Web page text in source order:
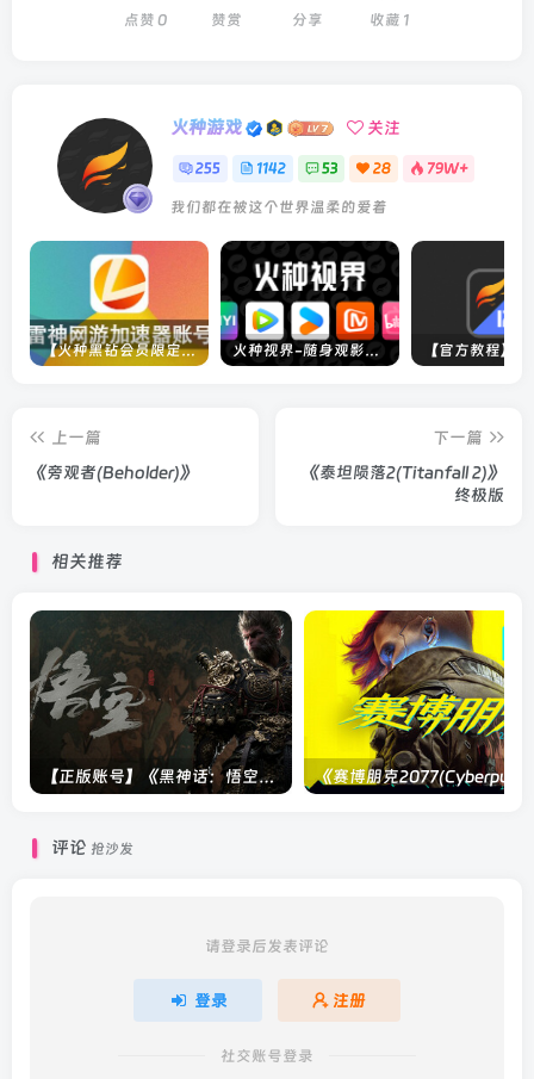
点赞 0 赞赏 分享 收藏 1
火种游戏 关注
255 1142 53 28 79W+
我们都在被这个世界温柔的爱着
【火种黑钻会员限定】雷神加速器账号 火种视界-随身观影神器（完美适配手机端）
上一篇
《旁观者(Beholder)》
下一篇
《泰坦陨落2(Titanfall 2)》
终极版
相关推荐
【正版账号】《黑神话：悟空(BLACK MYTH WU KONG)》
评论 抢沙发
请登录后发表评论
登录 注册
社交账号登录